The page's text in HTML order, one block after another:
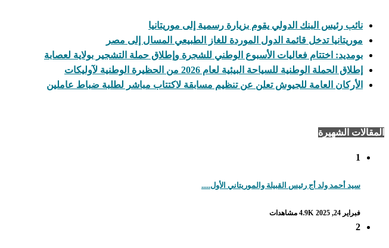
نائب رئيس البنك الدولي يقوم بزيارة رسمية إلى موريتانيا
موريتانيا تدخل قائمة الدول الموردة للغاز الطبيعي المسال إلى مصر
بومديد: اختتام فعاليات الأسبوع الوطني للشجرة وإطلاق حملة التشجير بولاية لعصابة
إطلاق الحملة الوطنية للسياحة البيئية لعام 2026 من الحظيرة الوطنية لآوليكات
الأركان العامة للجيوش تعلن عن تنظيم مسابقة لاكتتاب مباشر لطلبة ضباط عاملين
المقالات الشهيرة
1
سيد أحمد ولد أج رئيس القبيلة والموريتاني الأول.....
فبراير 24, 2025 4.9K مشاهدات
2